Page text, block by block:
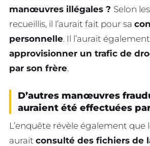
manœuvres illégales ? Selon
recueillis, il l’aurait fait pour sa
personnelle. Il l’aurait
approvisionner un trafic de
par son frère.
D’autres manœuvres
auraient été effectuées
L’enquête révèle également
aurait consulté des fichiers de